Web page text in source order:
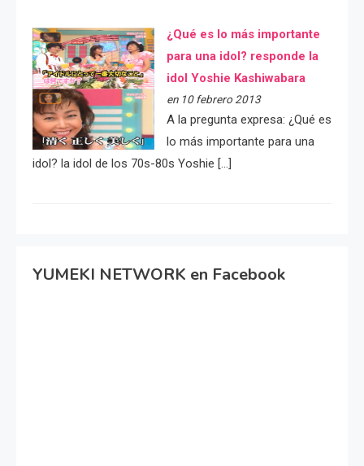
¿Qué es lo más importante
para una idol? responde la
idol Yoshie Kashiwabara
en 10 febrero 2013
A la pregunta expresa: ¿Qué es
lo más importante para una
idol? la idol de los 70s-80s Yoshie […]
YUMEKI NETWORK en Facebook